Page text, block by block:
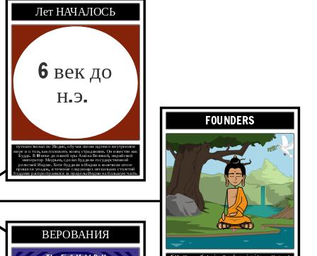
Лет НАЧАЛОСЬ
FOUNDERS
ВЕРОВАНИЯ
Сиддхартха Гаутама родился около 623 г. до н.э.. Он
путешествовал по Индии, обучая своим идеям о внутреннем
мире и о том, как положить конец страданиям. Он известен как
Будда. В III веке до нашей эры Ашока Великий, индийский
император Маурьев, сделал буддизм государственной
религией Индии. Хотя буддизм в Индии в конечном итоге
пришел в упадок, в течение следующих нескольких столетий
буддизм распространился за пределы Индии на большую часть
Восточной и Юго-Восточной Азии.
6 век до
н.э.